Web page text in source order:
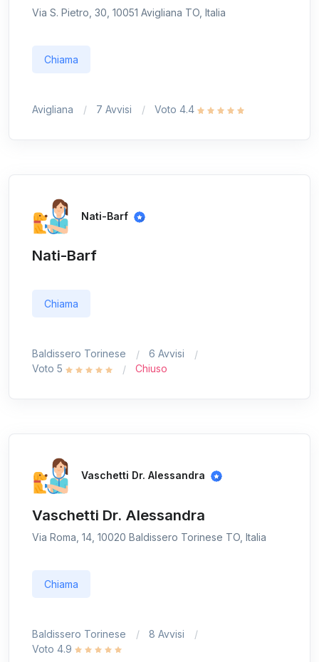
Via S. Pietro, 30, 10051 Avigliana TO, Italia
Chiama
Avigliana 7 Avvisi Voto 4.4
Nati-Barf
Nati-Barf
Chiama
Baldissero Torinese
6 Avvisi
Voto 5
Chiuso
Vaschetti Dr. Alessandra
Vaschetti Dr. Alessandra
Via Roma, 14, 10020 Baldissero Torinese TO, Italia
Chiama
Baldissero Torinese
8 Avvisi
Voto 4.9